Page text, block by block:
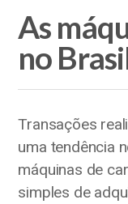
As
no
Transações
uma tendência
máquinas de
simples de